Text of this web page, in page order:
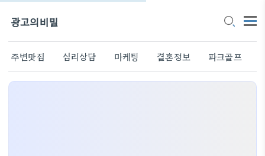
광고의비밀
주변맛집 심리상담 마케팅 결혼정보 파크골프